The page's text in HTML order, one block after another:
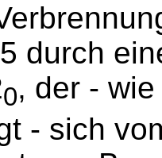
durch
0, der -
- sich